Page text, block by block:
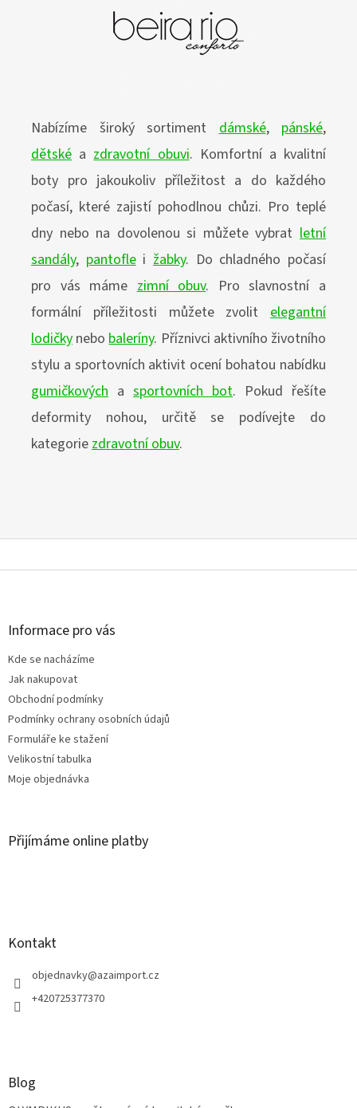
Nabízíme široký sortiment dámské, pánské,
dětské a zdravotní obuvi. Komfortní a kvalitní
boty pro jakoukoliv příležitost a do každého
počasí, které zajistí pohodlnou chůzi. Pro teplé
dny nebo na dovolenou si můžete vybrat letní
sandály, pantoflei žabky. Do chladného počasí
pro vás máme zimní obuv. Pro slavnostní a
formální příležitosti můžete zvolit elegantní
lodičky nebo baleríny. Příznivci aktivního životního
stylu a sportovních aktivit ocení bohatou nabídku
gumičkových a sportovních bot. Pokud řešíte
deformity nohou, určitě se podívejte do
kategorie zdravotní obuv.
Z
Informace pro vás
Kde se nacházíme
Jak nakupovat
Obchodní podmínky
Podmínky ochrany osobních údajů
Formuláře ke stažení
Velikostní tabulka
Moje objednávka
Přijímáme online platby
Kontakt
objednavky@azaimport.cz
+420725377370
Blog